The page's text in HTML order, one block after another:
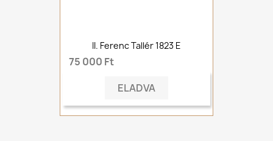
II. Ferenc Tallér 1823 E
75 000 Ft
ELADVA